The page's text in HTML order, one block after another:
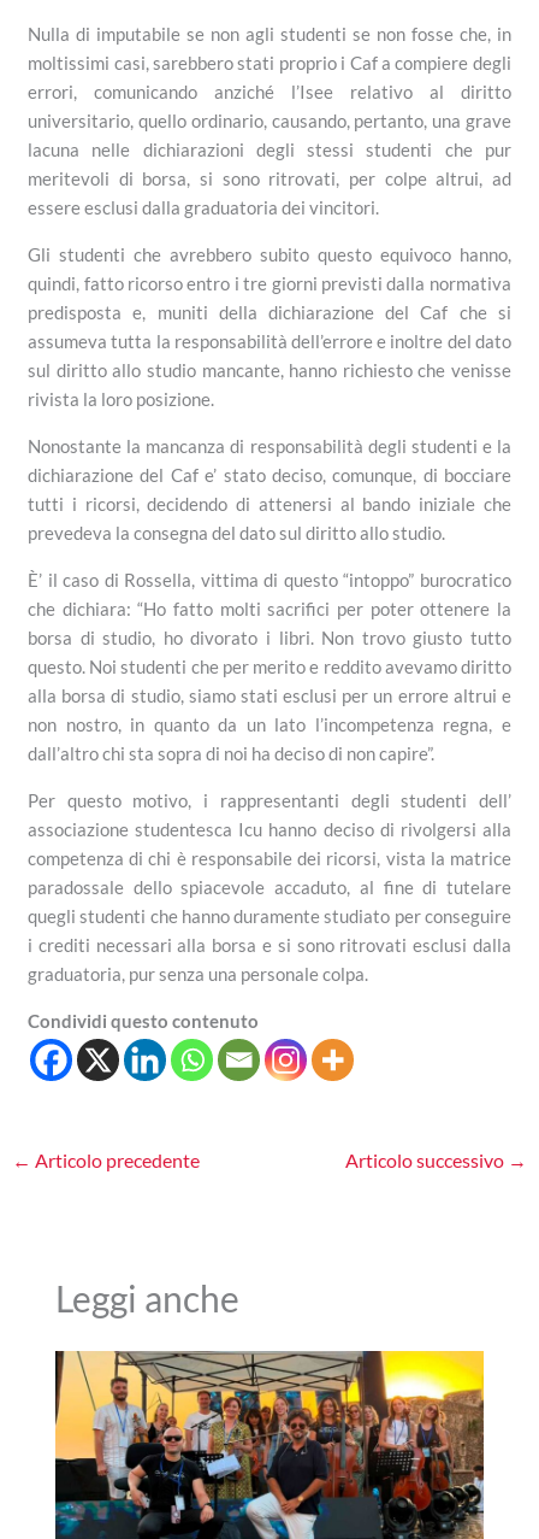
Nulla di imputabile se non agli studenti se non fosse che, in
moltissimi casi, sarebbero stati proprio i Caf a compiere degli
errori, comunicando anziché l’Isee relativo al diritto
universitario, quello ordinario, causando, pertanto, una grave
lacuna nelle dichiarazioni degli stessi studenti che pur
meritevoli di borsa, si sono ritrovati, per colpe altrui, ad
essere esclusi dalla graduatoria dei vincitori.
Gli studenti che avrebbero subito questo equivoco hanno,
quindi, fatto ricorso entro i tre giorni previsti dalla normativa
predisposta e, muniti della dichiarazione del Caf che si
assumeva tutta la responsabilità dell’errore e inoltre del dato
sul diritto allo studio mancante, hanno richiesto che venisse
rivista la loro posizione.
Nonostante la mancanza di responsabilità degli studenti e la
dichiarazione del Caf e’ stato deciso, comunque, di bocciare
tutti i ricorsi, decidendo di attenersi al bando iniziale che
prevedeva la consegna del dato sul diritto allo studio.
È’ il caso di Rossella, vittima di questo “intoppo” burocratico
che dichiara: “Ho fatto molti sacrifici per poter ottenere la
borsa di studio, ho divorato i libri. Non trovo giusto tutto
questo. Noi studenti che per merito e reddito avevamo diritto
alla borsa di studio, siamo stati esclusi per un errore altrui e
non nostro, in quanto da un lato l’incompetenza regna, e
dall’altro chi sta sopra di noi ha deciso di non capire”.
Per questo motivo, i rappresentanti degli studenti dell’
associazione studentesca Icu hanno deciso di rivolgersi alla
competenza di chi è responsabile dei ricorsi, vista la matrice
paradossale dello spiacevole accaduto, al fine di tutelare
quegli studenti che hanno duramente studiato per conseguire
i crediti necessari alla borsa e si sono ritrovati esclusi dalla
graduatoria, pur senza una personale colpa.
Condividi questo contenuto
← Articolo precedente Articolo successivo →
Leggi anche